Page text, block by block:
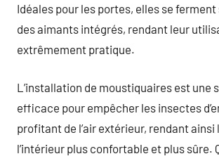
Idéales pour les portes, elles se ferment
des aimants intégrés, rendant leur
extrêmement pratique.
L’installation de moustiquaires est une
efficace pour empêcher les insectes
profitant de l’air extérieur, rendant ainsi
l’intérieur plus confortable et plus sûre.